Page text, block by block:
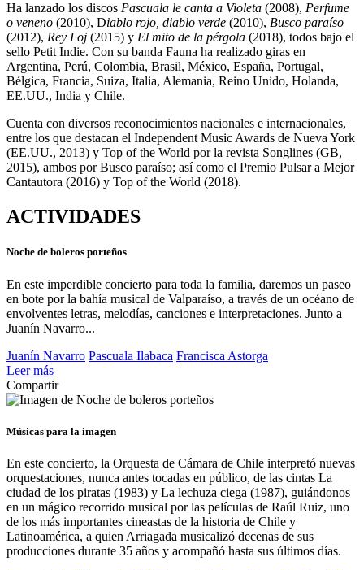
Ha lanzado los discos Pascuala le canta a Violeta (2008), Perfume
o veneno (2010), Diablo rojo, diablo verde (2010), Busco paraíso
(2012), Rey Loj (2015) y El mito de la pérgola (2018), todos bajo el
sello Petit Indie. Con su banda Fauna ha realizado giras en
Argentina, Perú, Colombia, Brasil, México, España, Portugal,
Bélgica, Francia, Suiza, Italia, Alemania, Reino Unido, Holanda,
EE.UU., India y Chile.
Cuenta con diversos reconocimientos nacionales e internacionales,
entre los que destacan el Independent Music Awards de Nueva York
(EE.UU., 2013) y Top of the World por la revista Songlines (GB,
2015), ambos por Busco paraíso; así como el Premio Pulsar a Mejor
Cantautora (2016) y Top of the World (2018).
ACTIVIDADES
Noche de boleros porteños
En este imperdible concierto para toda la familia, daremos un paseo
en bote por la bahía musical de Valparaíso, a través de un océano de
envolventes letras, melodías, canciones e interpretaciones. Junto a
Juanín Navarro...
Juanín Navarro Pascuala Ilabaca Francisca Astorga
Leer más
Compartir
Músicas para la imagen
En este concierto, la Orquesta de Cámara de Chile interpretó nuevas
orquestaciones, nunca antes tocadas en público, de las cintas La
ciudad de los piratas (1983) y La lechuza ciega (1987), guiándonos
en un mágico recorrido musical por las películas de Raúl Ruiz, uno
de los más importantes cineastas de la historia de Chile y
Latinoamérica, a quien Arriagada musicalizó decenas de sus
producciones durante 35 años y acompañó hasta sus últimos días.